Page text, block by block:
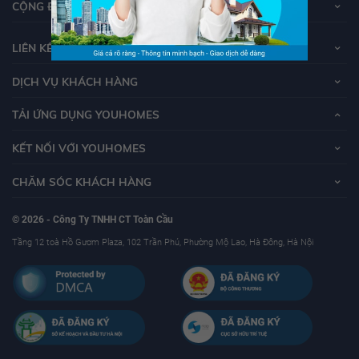
CỘNG ĐỒNG YOUHOMERS
LIÊN KẾT
DỊCH VỤ KHÁCH HÀNG
TẢI ỨNG DỤNG YOUHOMES
KẾT NỐI VỚI YOUHOMES
CHĂM SÓC KHÁCH HÀNG
© 2026 - Công Ty TNHH CT Toàn Cầu
Tầng 12 toà Hồ Gươm Plaza, 102 Trần Phú, Phường Mộ Lao, Hà Đông, Hà Nội